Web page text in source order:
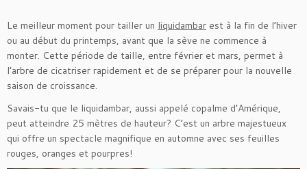
Le meilleur moment pour tailler un liquidambar est à la fin de l’hiver
ou au début du printemps, avant que la sève ne commence à
monter. Cette période de taille, entre février et mars, permet à
l’arbre de cicatriser rapidement et de se préparer pour la nouvelle
saison de croissance.
Savais-tu que le liquidambar, aussi appelé copalme d’Amérique,
peut atteindre 25 mètres de hauteur? C’est un arbre majestueux
qui offre un spectacle magnifique en automne avec ses feuilles
rouges, oranges et pourpres!